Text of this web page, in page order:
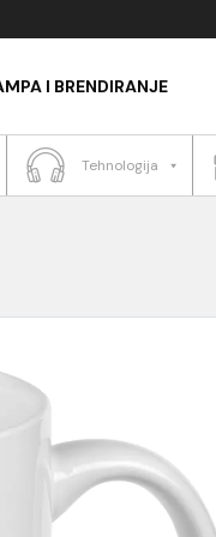
I BRENDIRANJE
Tehnologija